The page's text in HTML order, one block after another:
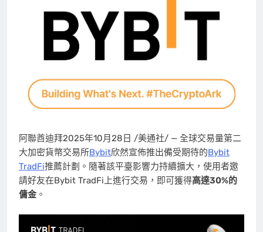
阿聯酋迪拜2025年10月28日 /美通社/ — 全球交易量第二
大加密貨幣交易所Bybit欣然宣佈推出備受期待的Bybit
TradFi推薦計劃。隨著該平臺影響力持續擴大，使用者邀
請好友在Bybit TradFi上進行交易，即可獲得高達30%的
傭金。